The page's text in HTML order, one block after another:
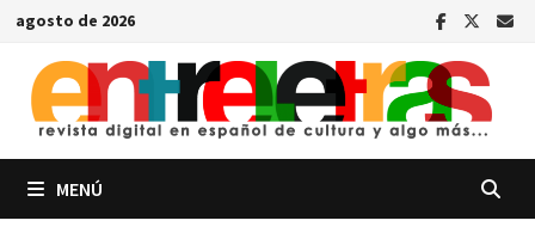
Saltar
contenido
agosto de 2026
MENÚ